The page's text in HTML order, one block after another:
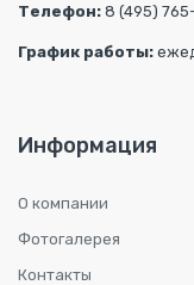
Телефон: 8 (495)
График работы:
Информация
О компании
Фотогалерея
Контакты